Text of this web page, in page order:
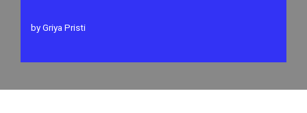
byGriya Pristi